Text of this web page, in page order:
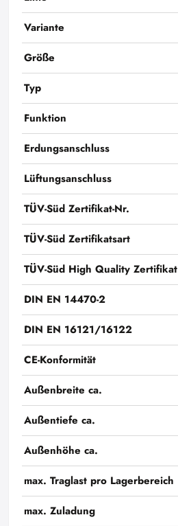
Variante
Größe
Typ
Funktion
Erdungsanschluss
Lüftungsanschluss
TÜV-Süd Zertifikat-Nr.
TÜV-Süd Zertifikatsart
TÜV-Süd High Quality Zertifikat
DIN EN 14470-2
DIN EN 16121/16122
CE-Konformität
Außenbreite ca.
Außentiefe ca.
Außenhöhe ca.
max. Traglast pro Lagerbereich
max. Zuladung